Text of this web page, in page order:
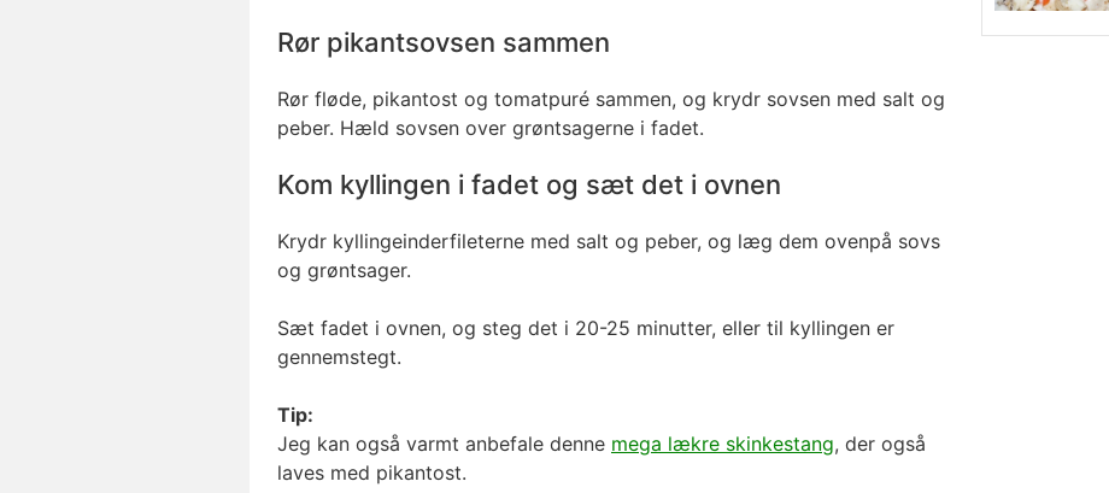
Rør pikantsovsen sammen
Rør fløde, pikantost og tomatpuré sammen, og krydr sovsen med salt og
peber. Hæld sovsen over grøntsagerne i fadet.
Kom kyllingen i fadet og sæt det i ovnen
Krydr kyllingeinderfileterne med salt og peber, og læg dem ovenpå sovs
og grøntsager.
Sæt fadet i ovnen, og steg det i 20-25 minutter, eller til kyllingen er
gennemstegt.
Tip:
Jeg kan også varmt anbefale denne mega lækre skinkestang, der også
laves med pikantost.